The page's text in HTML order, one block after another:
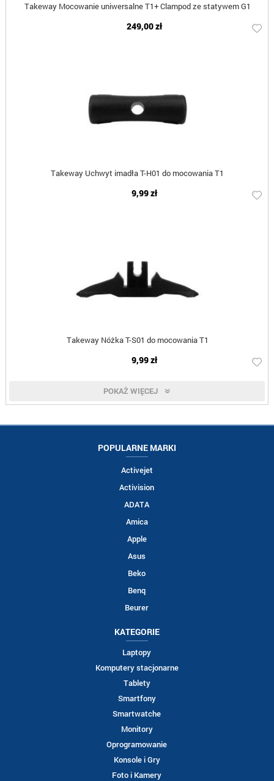
Takeway Mocowanie uniwersalne T1+ Clampod ze statywem G1
249,00 zł
Takeway Uchwyt imadła T-H01 do mocowania T1
9,99 zł
Takeway Nóżka T-S01 do mocowania T1
9,99 zł
POKAŻ WIĘCEJ
POPULARNE MARKI
Activejet
Activision
ADATA
Amica
Apple
Asus
Beko
Benq
Beurer
KATEGORIE
Laptopy
Komputery stacjonarne
Tablety
Smartfony
Smartwatche
Monitory
Oprogramowanie
Konsole i Gry
Foto i Kamery